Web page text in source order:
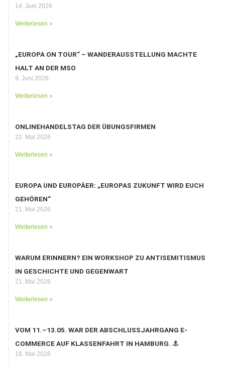
14. Juni 2026
Weiterlesen »
„EUROPA ON TOUR“ – WANDERAUSSTELLUNG MACHTE
HALT AN DER MSO
9. Juni 2026
Weiterlesen »
ONLINEHANDELSTAG DER ÜBUNGSFIRMEN
22. Mai 2026
Weiterlesen »
EUROPA UND EUROPÄER: „EUROPAS ZUKUNFT WIRD EUCH
GEHÖREN“
21. Mai 2026
Weiterlesen »
WARUM ERINNERN? EIN WORKSHOP ZU ANTISEMITISMUS
IN GESCHICHTE UND GEGENWART
21. Mai 2026
Weiterlesen »
VOM 11.–13.05. WAR DER ABSCHLUSSJAHRGANG E-
COMMERCE AUF KLASSENFAHRT IN HAMBURG. ⚓️
18. Mai 2026